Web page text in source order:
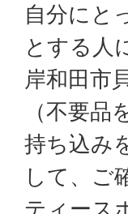
自分にと
とする人
岸和田市
（不要
持ち込み
して、ご